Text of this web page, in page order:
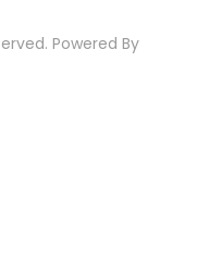
Powered By